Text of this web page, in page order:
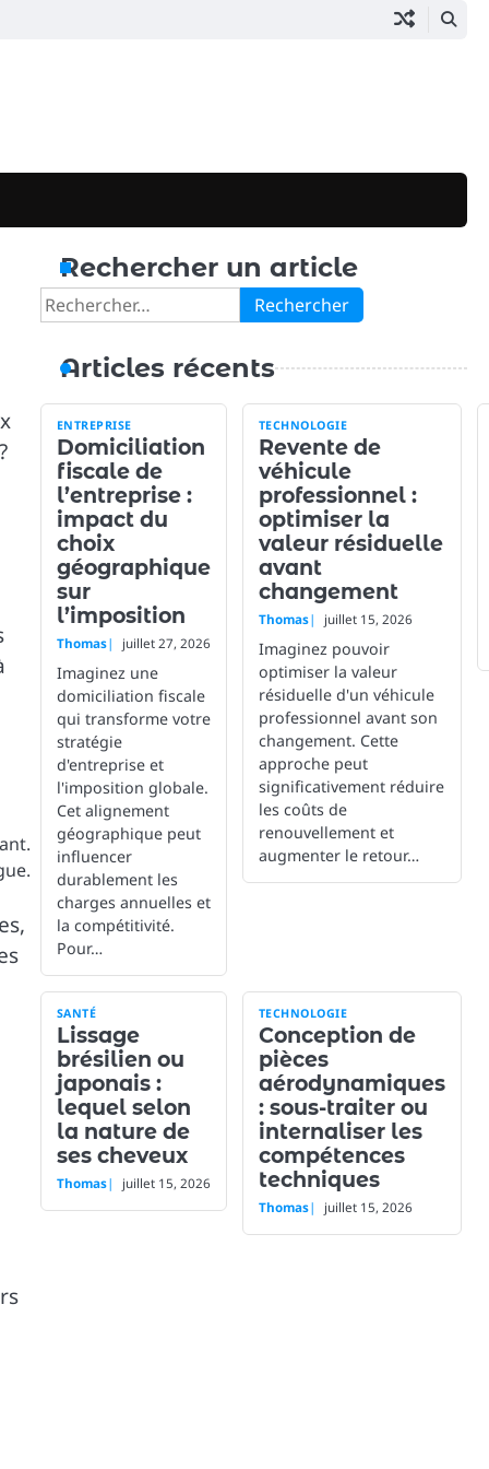
Rechercher un article
Rechercher :
Articles récents
ENTREPRISE
Domiciliation
fiscale de
l’entreprise :
impact du
choix
géographique
sur
l’imposition
Thomas juillet 27, 2026
Imaginez une
domiciliation fiscale
qui transforme votre
stratégie
d'entreprise et
l'imposition globale.
Cet alignement
géographique peut
influencer
durablement les
charges annuelles et
la compétitivité.
Pour…
TECHNOLOGIE
Revente de
véhicule
professionnel :
optimiser la
valeur résiduelle
avant
changement
Thomas juillet 15, 2026
Imaginez pouvoir
optimiser la valeur
résiduelle d'un véhicule
professionnel avant son
changement. Cette
approche peut
significativement réduire
les coûts de
renouvellement et
augmenter le retour…
SANTÉ
Lissage
brésilien ou
japonais :
lequel selon
la nature de
ses cheveux
Thomas juillet 15, 2026
TECHNOLOGIE
Conception de
pièces
aérodynamiques
: sous-traiter ou
internaliser les
compétences
techniques
Thomas juillet 15, 2026